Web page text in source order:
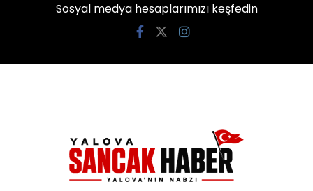
Sosyal medya hesaplarımızı keşfedin